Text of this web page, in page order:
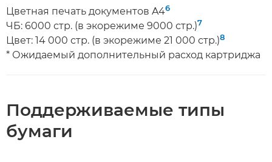
Цветная печать документов A46
ЧБ: 6000 стр. (в экорежиме 9000 стр.)7
Цвет: 14 000 стр. (в экорежиме 21 000 стр.)8
* Ожидаемый дополнительный расход картриджа
Поддерживаемые типы
бумаги